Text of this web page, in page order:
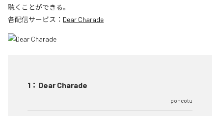
聴くことができる。
各配信サービス： Dear Charade
1 ： Dear Charade
poncotu